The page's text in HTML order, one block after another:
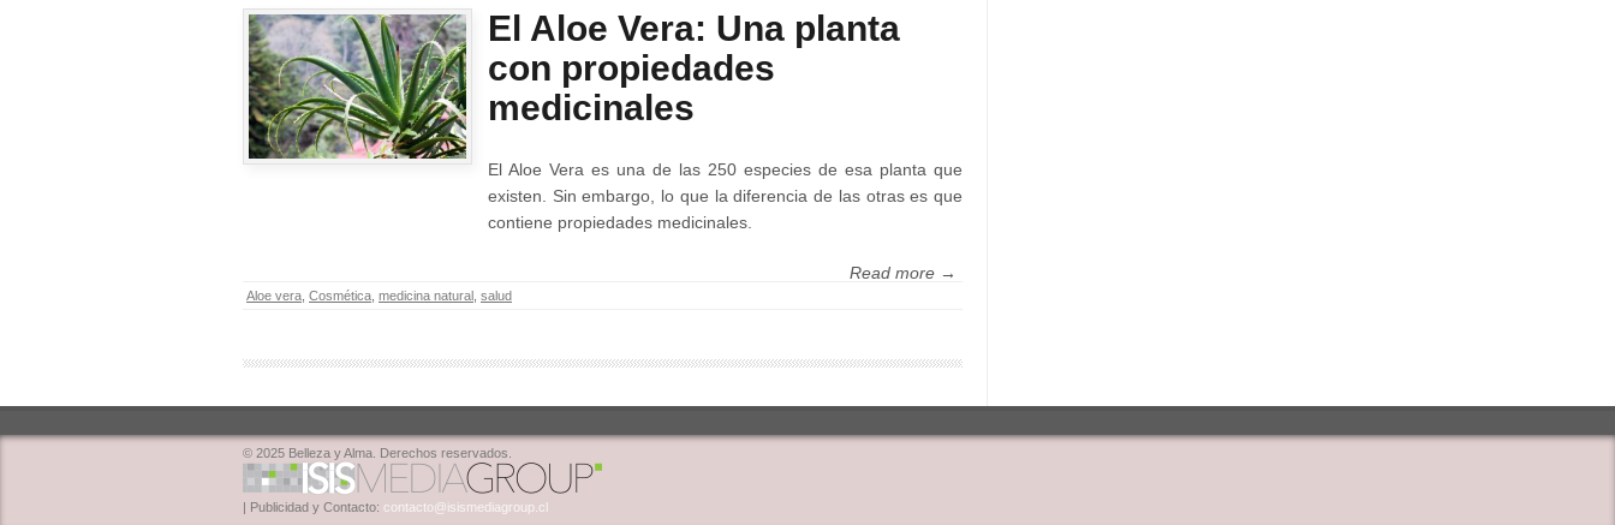
El Aloe Vera: Una planta
con propiedades
medicinales
El Aloe Vera es una de las 250 especies de esa planta que
existen. Sin embargo, lo que la diferencia de las otras es que
contiene propiedades medicinales.
Read more →
Aloe vera Cosmética medicina natural salud
© 2025 Belleza y Alma. Derechos reservados.
| Publicidad y Contacto: contacto@isismediagroup.cl